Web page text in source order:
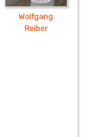
Wolfgang
Reiber